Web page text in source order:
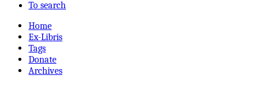
To search
Home
Ex-Libris
Tags
Donate
Archives